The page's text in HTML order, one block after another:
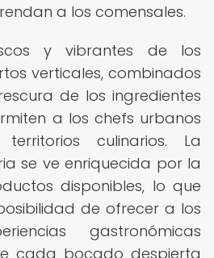
a los comensales.
y vibrantes de los
verticales, combinados
de los ingredientes
a los chefs urbanos
culinarios. La
se ve enriquecida por la
disponibles, lo que
de ofrecer a los
gastronómicas
cada bocado despierta